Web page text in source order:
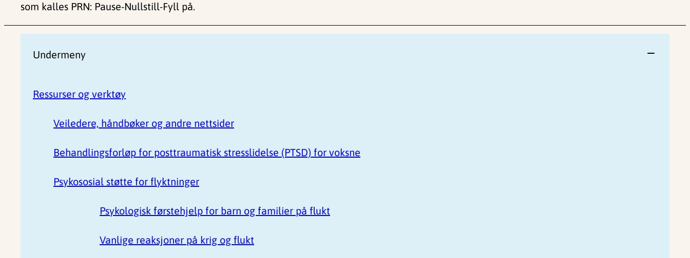
som kalles PRN: Pause-Nullstill-Fyll på.
Undermeny
Ressurser og verktøy
Veiledere, håndbøker og andre nettsider
Behandlingsforløp for posttraumatisk stresslidelse (PTSD) for voksne
Psykososial støtte for flyktninger
Psykologisk førstehjelp for barn og familier på flukt
Vanlige reaksjoner på krig og flukt